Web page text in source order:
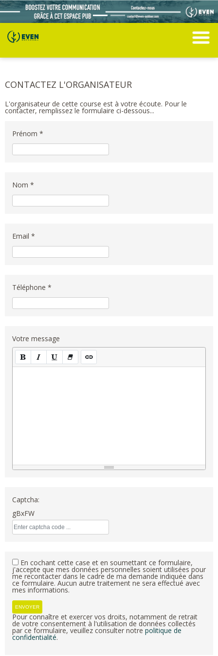
CONTACTEZ L'ORGANISATEUR
L'organisateur de cette course est à votre écoute. Pour le
contacter, remplissez le formulaire ci-dessous...
Prénom *
Nom *
Email *
Téléphone *
Votre message
Captcha:
gBxFW
En cochant cette case et en soumettant ce formulaire,
j'accepte que mes données personnelles soient utilisées pour
me recontacter dans le cadre de ma demande indiquée dans
ce formulaire. Aucun autre traitement ne sera effectué avec
mes informations.
Pour connaître et exercer vos droits, notamment de retrait
de votre consentement à l'utilisation de données collectés
par ce formulaire, veuillez consulter notre politique de
confidentialité.